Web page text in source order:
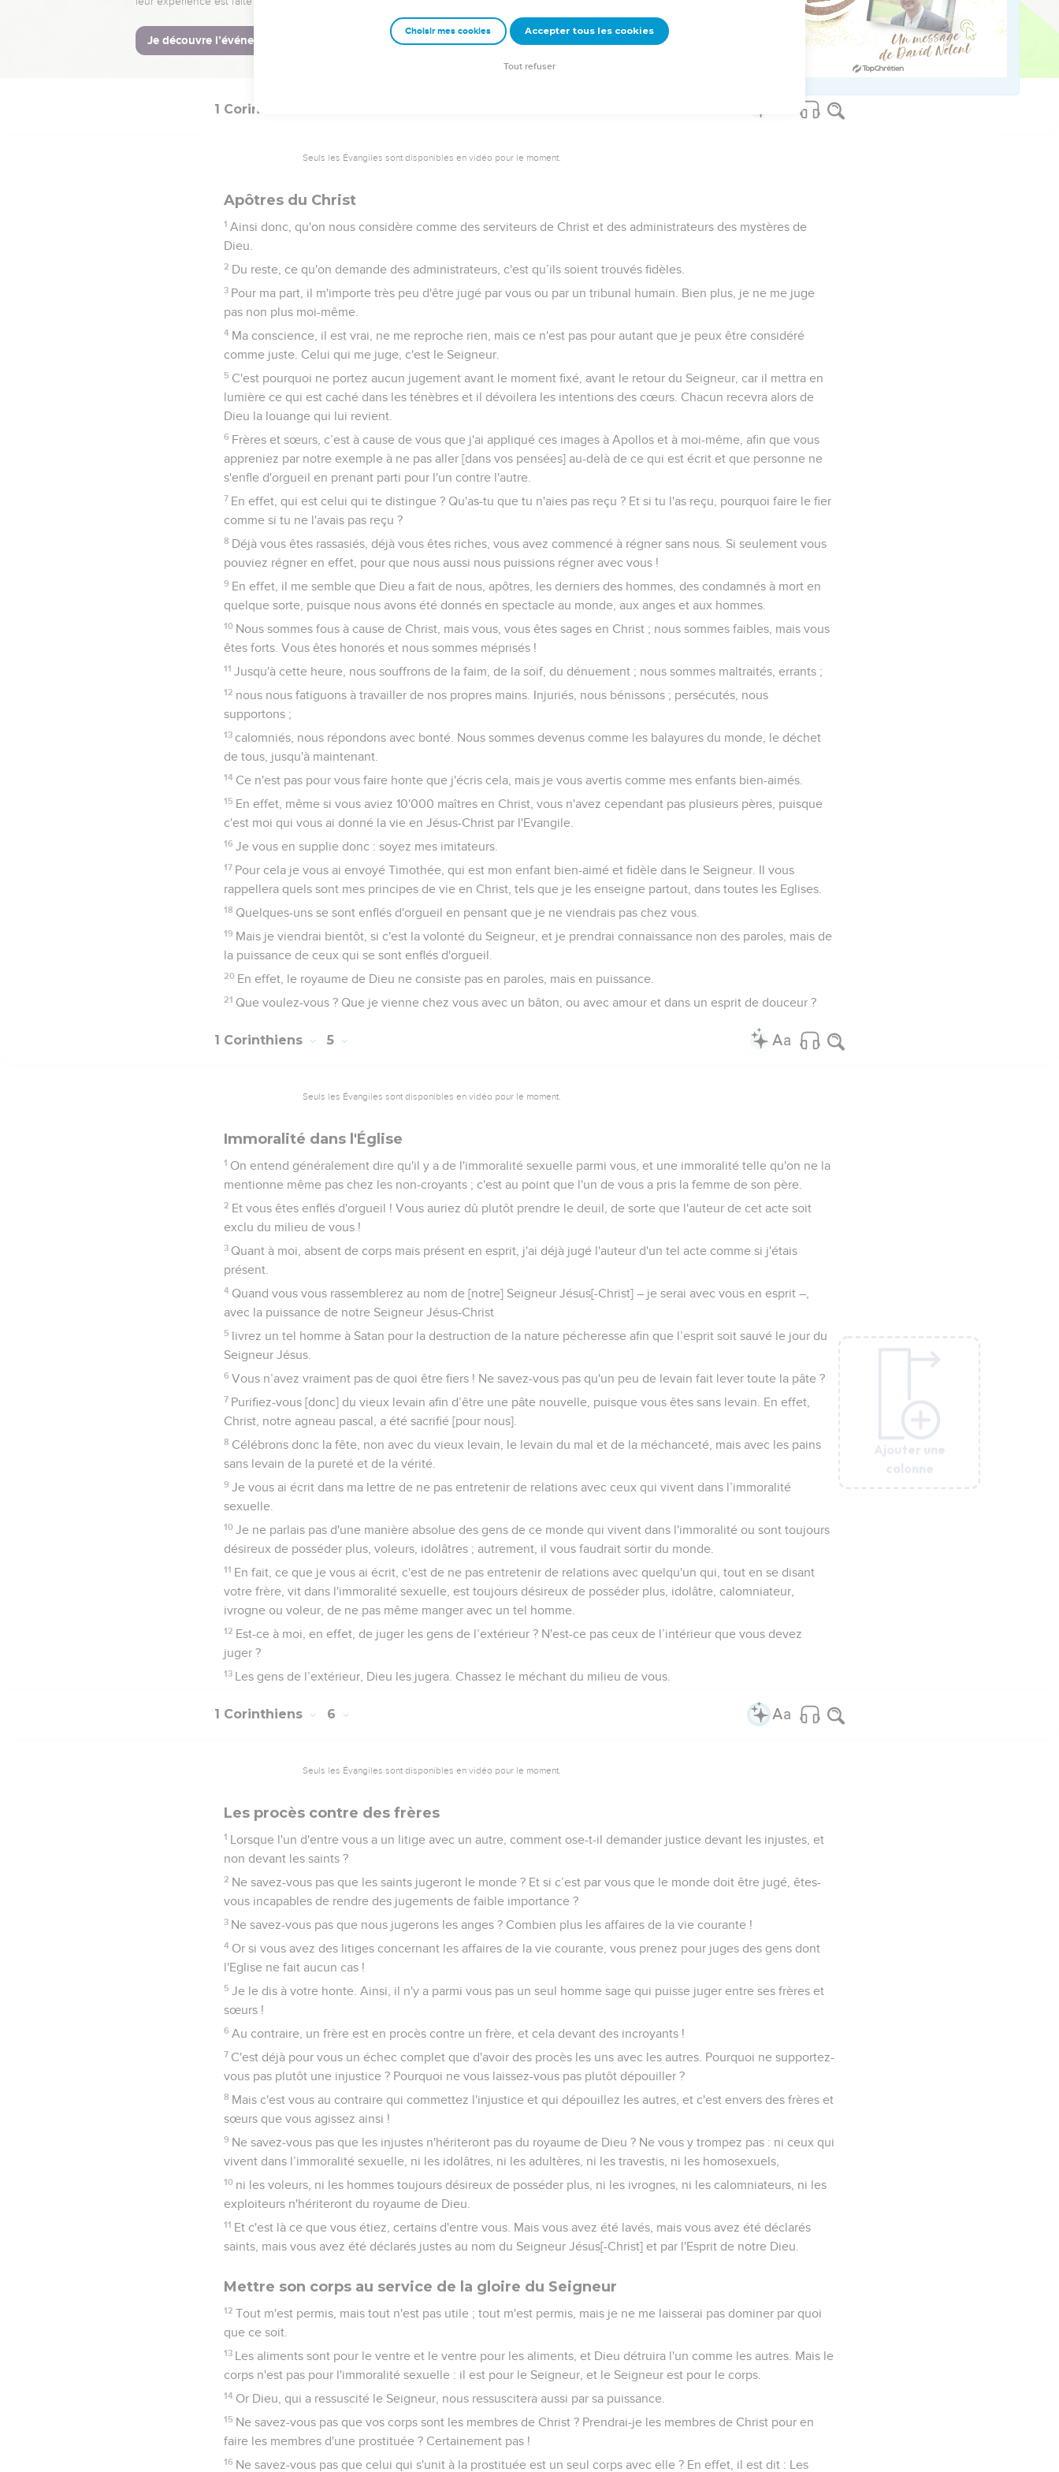
Que personne ne mette donc sa fierté dans des hommes, car tout vous appartient,
22 que ce soit Paul, Apollos, Céphas, le monde, la vie, la mort, le présent ou l'avenir. Tout est à vous,
Ajouter une
colonne
1 Corinthiens
Seuls les Évangiles sont disponibles en vidéo pour le moment.
Apôtres du Christ
1 Ainsi donc, qu'on nous considère comme des serviteurs de Christ et des administrateurs des mystères de
Dieu.
2 Du reste, ce qu'on demande des administrateurs, c'est qu’ils soient trouvés fidèles.
3 Pour ma part, il m'importe très peu d'être jugé par vous ou par un tribunal humain. Bien plus, je ne me juge
pas non plus moi-même.
4 Ma conscience, il est vrai, ne me reproche rien, mais ce n'est pas pour autant que je peux être considéré
comme juste. Celui qui me juge, c'est le Seigneur.
5 C'est pourquoi ne portez aucun jugement avant le moment fixé, avant le retour du Seigneur, car il mettra en
lumière ce qui est caché dans les ténèbres et il dévoilera les intentions des cœurs. Chacun recevra alors de
Dieu la louange qui lui revient.
6 Frères et sœurs, c’est à cause de vous que j'ai appliqué ces images à Apollos et à moi-même, afin que vous
appreniez par notre exemple à ne pas aller [dans vos pensées] au-delà de ce qui est écrit et que personne ne
s'enfle d'orgueil en prenant parti pour l'un contre l'autre.
7 En effet, qui est celui qui te distingue ? Qu'as-tu que tu n'aies pas reçu ? Et si tu l'as reçu, pourquoi faire le fier
comme si tu ne l'avais pas reçu ?
8 Déjà vous êtes rassasiés, déjà vous êtes riches, vous avez commencé à régner sans nous. Si seulement vous
pouviez régner en effet, pour que nous aussi nous puissions régner avec vous !
9 En effet, il me semble que Dieu a fait de nous, apôtres, les derniers des hommes, des condamnés à mort en
quelque sorte, puisque nous avons été donnés en spectacle au monde, aux anges et aux hommes.
10 Nous sommes fous à cause de Christ, mais vous, vous êtes sages en Christ ; nous sommes faibles, mais vous
êtes forts. Vous êtes honorés et nous sommes méprisés !
11 Jusqu'à cette heure, nous souffrons de la faim, de la soif, du dénuement ; nous sommes maltraités, errants ;
12 nous nous fatiguons à travailler de nos propres mains. Injuriés, nous bénissons ; persécutés, nous
supportons ;
13 calomniés, nous répondons avec bonté. Nous sommes devenus comme les balayures du monde, le déchet
de tous, jusqu'à maintenant.
14 Ce n'est pas pour vous faire honte que j'écris cela, mais je vous avertis comme mes enfants bien-aimés.
15 En effet, même si vous aviez 10'000 maîtres en Christ, vous n'avez cependant pas plusieurs pères, puisque
c'est moi qui vous ai donné la vie en Jésus-Christ par l'Evangile.
16 Je vous en supplie donc : soyez mes imitateurs.
17 Pour cela je vous ai envoyé Timothée, qui est mon enfant bien-aimé et fidèle dans le Seigneur. Il vous
rappellera quels sont mes principes de vie en Christ, tels que je les enseigne partout, dans toutes les Eglises.
18 Quelques-uns se sont enflés d'orgueil en pensant que je ne viendrais pas chez vous.
19 Mais je viendrai bientôt, si c'est la volonté du Seigneur, et je prendrai connaissance non des paroles, mais de
la puissance de ceux qui se sont enflés d'orgueil.
20 En effet, le royaume de Dieu ne consiste pas en paroles, mais en puissance.
21 Que voulez-vous ? Que je vienne chez vous avec un bâton, ou avec amour et dans un esprit de douceur ?
Ajouter une
colonne
1 Corinthiens 5
Seuls les Évangiles sont disponibles en vidéo pour le moment.
Immoralité dans l'Église
1 On entend généralement dire qu'il y a de l'immoralité sexuelle parmi vous, et une immoralité telle qu'on ne la
mentionne même pas chez les non-croyants ; c'est au point que l'un de vous a pris la femme de son père.
2 Et vous êtes enflés d'orgueil ! Vous auriez dû plutôt prendre le deuil, de sorte que l'auteur de cet acte soit
exclu du milieu de vous !
3 Quant à moi, absent de corps mais présent en esprit, j'ai déjà jugé l'auteur d'un tel acte comme si j'étais
présent.
4 Quand vous vous rassemblerez au nom de [notre] Seigneur Jésus[-Christ] – je serai avec vous en esprit –,
avec la puissance de notre Seigneur Jésus-Christ
5 livrez un tel homme à Satan pour la destruction de la nature pécheresse afin que l’esprit soit sauvé le jour du
Seigneur Jésus.
6 Vous n’avez vraiment pas de quoi être fiers ! Ne savez-vous pas qu'un peu de levain fait lever toute la pâte ?
7 Purifiez-vous [donc] du vieux levain afin d’être une pâte nouvelle, puisque vous êtes sans levain. En effet,
Christ, notre agneau pascal, a été sacrifié [pour nous].
8 Célébrons donc la fête, non avec du vieux levain, le levain du mal et de la méchanceté, mais avec les pains
sans levain de la pureté et de la vérité.
9 Je vous ai écrit dans ma lettre de ne pas entretenir de relations avec ceux qui vivent dans l’immoralité
sexuelle.
10 Je ne parlais pas d'une manière absolue des gens de ce monde qui vivent dans l'immoralité ou sont toujours
désireux de posséder plus, voleurs, idolâtres ; autrement, il vous faudrait sortir du monde.
11 En fait, ce que je vous ai écrit, c'est de ne pas entretenir de relations avec quelqu'un qui, tout en se disant
votre frère, vit dans l'immoralité sexuelle, est toujours désireux de posséder plus, idolâtre, calomniateur,
ivrogne ou voleur, de ne pas même manger avec un tel homme.
12 Est-ce à moi, en effet, de juger les gens de l’extérieur ? N'est-ce pas ceux de l’intérieur que vous devez
juger ?
13 Les gens de l’extérieur, Dieu les jugera. Chassez le méchant du milieu de vous.
Ajouter une
colonne
1 Corinthiens 6
Seuls les Évangiles sont disponibles en vidéo pour le moment.
Les procès contre des frères
1 Lorsque l'un d'entre vous a un litige avec un autre, comment ose-t-il demander justice devant les injustes, et
non devant les saints ?
2 Ne savez-vous pas que les saints jugeront le monde ? Et si c’est par vous que le monde doit être jugé, êtes-
vous incapables de rendre des jugements de faible importance ?
3 Ne savez-vous pas que nous jugerons les anges ? Combien plus les affaires de la vie courante !
4 Or si vous avez des litiges concernant les affaires de la vie courante, vous prenez pour juges des gens dont
l'Eglise ne fait aucun cas !
5 Je le dis à votre honte. Ainsi, il n'y a parmi vous pas un seul homme sage qui puisse juger entre ses frères et
sœurs !
6 Au contraire, un frère est en procès contre un frère, et cela devant des incroyants !
7 C'est déjà pour vous un échec complet que d'avoir des procès les uns avec les autres. Pourquoi ne supportez-
vous pas plutôt une injustice ? Pourquoi ne vous laissez-vous pas plutôt dépouiller ?
8 Mais c'est vous au contraire qui commettez l'injustice et qui dépouillez les autres, et c'est envers des frères et
sœurs que vous agissez ainsi !
9 Ne savez-vous pas que les injustes n'hériteront pas du royaume de Dieu ? Ne vous y trompez pas : ni ceux qui
vivent dans l’immoralité sexuelle, ni les idolâtres, ni les adultères, ni les travestis, ni les homosexuels,
10 ni les voleurs, ni les hommes toujours désireux de posséder plus, ni les ivrognes, ni les calomniateurs, ni les
exploiteurs n'hériteront du royaume de Dieu.
11 Et c'est là ce que vous étiez, certains d'entre vous. Mais vous avez été lavés, mais vous avez été déclarés
saints, mais vous avez été déclarés justes au nom du Seigneur Jésus[-Christ] et par l'Esprit de notre Dieu.
Mettre son corps au service de la gloire du Seigneur
12 Tout m'est permis, mais tout n'est pas utile ; tout m'est permis, mais je ne me laisserai pas dominer par quoi
que ce soit.
13 Les aliments sont pour le ventre et le ventre pour les aliments, et Dieu détruira l'un comme les autres. Mais le
corps n'est pas pour l'immoralité sexuelle : il est pour le Seigneur, et le Seigneur est pour le corps.
14 Or Dieu, qui a ressuscité le Seigneur, nous ressuscitera aussi par sa puissance.
15 Ne savez-vous pas que vos corps sont les membres de Christ ? Prendrai-je les membres de Christ pour en
faire les membres d'une prostituée ? Certainement pas !
16 Ne savez-vous pas que celui qui s'unit à la prostituée est un seul corps avec elle ? En effet, il est dit : Les
Ajouter une
colonne
Ajouter une
colonne
Ajouter une
colonne
Choisir mes cookies Accepter tous les cookies
Tout refuser